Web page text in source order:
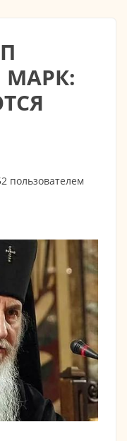
МАРК:
пользователем